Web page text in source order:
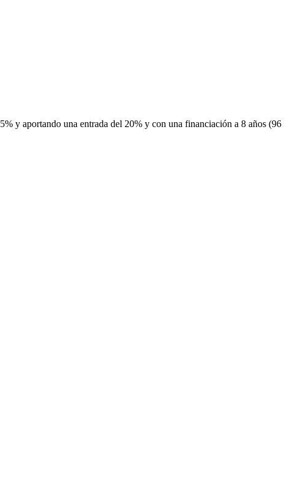
y aportando una entrada del 20% y con una financiación a 8 años (96